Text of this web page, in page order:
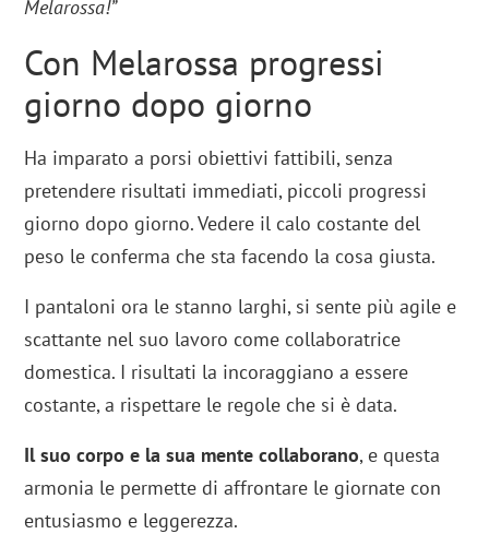
Melarossa!”
Con Melarossa progressi
giorno dopo giorno
Ha imparato a porsi obiettivi fattibili, senza
pretendere risultati immediati, piccoli progressi
giorno dopo giorno. Vedere il calo costante del
peso le conferma che sta facendo la cosa giusta.
I pantaloni ora le stanno larghi, si sente più agile e
scattante nel suo lavoro come collaboratrice
domestica. I risultati la incoraggiano a essere
costante, a rispettare le regole che si è data.
Il suo corpo e la sua mente collaborano, e questa
armonia le permette di affrontare le giornate con
entusiasmo e leggerezza.